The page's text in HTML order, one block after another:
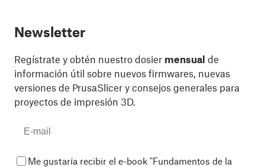
Newsletter
Regístrate y obtén nuestro dosier mensual de
información útil sobre nuevos firmwares, nuevas
versiones de PrusaSlicer y consejos generales para
proyectos de impresión 3D.
Me gustaría recibir el e-book "Fundamentos de la